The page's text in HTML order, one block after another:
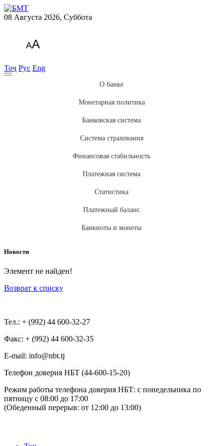
08 Августа 2026, Суббота
AA
Тоҷ Рус Eng
О банке
Монетарная политика
Банковская система
Система страхования
Финансовая стабильность
Платежная система
Статистика
Платежный баланс
Банкноты и монеты
Новости
Элемент не найден!
Возврат к списку
Тел.: + (992) 44 600-32-27
Факс: + (992) 44 600-32-35
Е-mail: info@nbt.tj
Телефон доверия НБТ (44-600-15-20)
Режим работы телефона доверия НБТ: с понедельника по
пятницу с 08:00 до 17:00
(Обеденный перерыв: от 12:00 до 13:00)